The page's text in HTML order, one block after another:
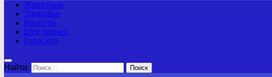
Животные
Здоровье
Рецепты
Шоу бизнес
Гороскоп
Найти: